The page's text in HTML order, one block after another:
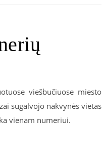
viešbučiuose miesto
sugalvojo nakvynės vietas
vienam numeriui.